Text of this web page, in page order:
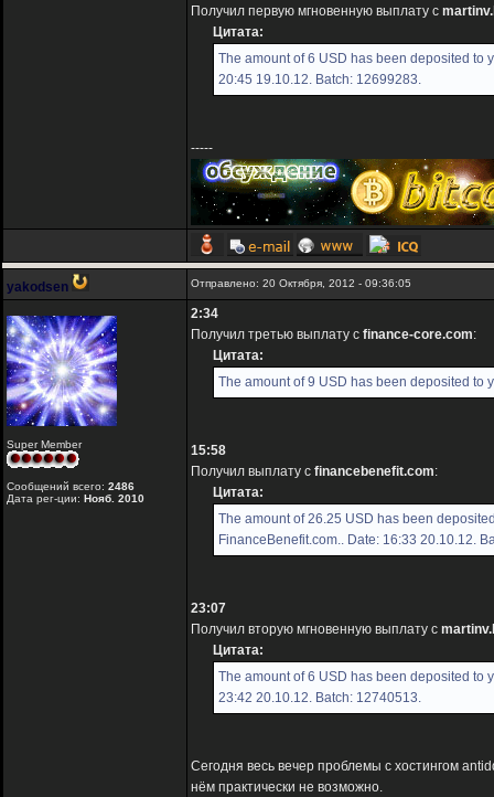
Получил первую мгновенную выплату с
Цитата:
The amount of 6 USD has been deposited to
20:45 19.10.12. Batch: 12699283.
-----
yakodsen Отправлено: 20 Октября, 2012 - 09:36:05
Super Member
Сообщений всего: 2486
Дата рег-ции: Нояб. 2010
2:34
Получил третью выплату с finance-core.com:
Цитата:
The amount of 9 USD has been deposited to
15:58
Получил выплату с financebenefit.com:
Цитата:
The amount of 26.25 USD has been
FinanceBenefit.com.. Date: 16:33 20.10.12.
23:07
Получил вторую мгновенную выплату с
Цитата:
The amount of 6 USD has been deposited to
23:42 20.10.12. Batch: 12740513.
Сегодня весь вечер проблемы с хостингом
нём практически не возможно.